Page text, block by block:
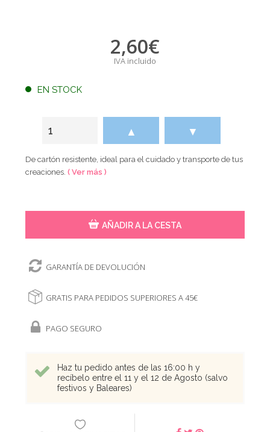
2,60€
IVA incluido
EN STOCK
▲ ▼
De cartón resistente, ideal para el cuidado y transporte de tus
creaciones.( Ver más )
AÑADIR A LA CESTA
GARANTÍA DE DEVOLUCIÓN
GRATIS PARA PEDIDOS SUPERIORES A 45€
PAGO SEGURO
Haz tu pedido antes de las 16:00 h y
recíbelo entre el 11 y el 12 de Agosto (salvo
festivos y Baleares)